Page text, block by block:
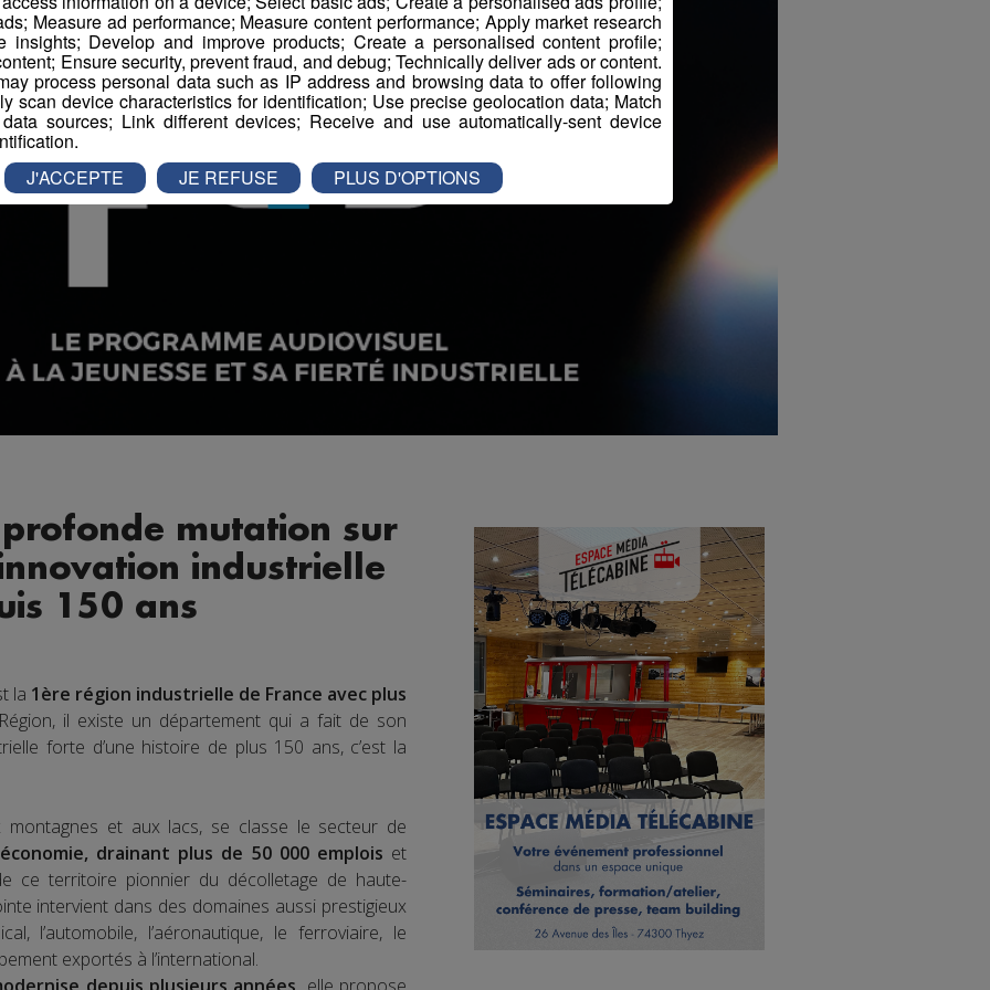
mutation sur
industrielle
150 ans
la 1ère région industrielle de France avec plus
il existe un département qui a fait de son
forte d’une histoire de plus 150 ans, c’est la
et aux lacs, se classe le secteur de
drainant plus de 50 000 emplois et
ce territoire pionnier du décolletage de haute-
intervient dans des domaines aussi prestigieux
l’automobile, l’aéronautique, le ferroviaire, le
exportés à l’international.
Measure ad performance; Measure content performance; Apply market research
insights; Develop and improve products; Create a personalised content profile;
Ensure security, prevent fraud, and debug; Technically deliver ads or content.
process personal data such as IP address and browsing data to offer following
scan device characteristics for identification; Use precise geolocation data; Match
sources; Link different devices; Receive and use automatically-sent device
J'ACCEPTE
JE REFUSE PLUS D'OPTIONS